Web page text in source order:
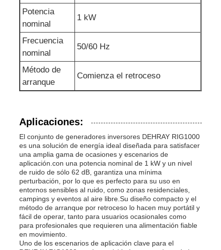
Potencia
nominal
1 kW
Frecuencia
nominal
50/60 Hz
Método de
arranque
Comienza el retroceso
Aplicaciones:
El conjunto de generadores inversores DEHRAY RIG1000
es una solución de energía ideal diseñada para satisfacer
una amplia gama de ocasiones y escenarios de
aplicación.con una potencia nominal de 1 kW y un nivel
de ruido de sólo 62 dB, garantiza una mínima
perturbación, por lo que es perfecto para su uso en
entornos sensibles al ruido, como zonas residenciales,
campings y eventos al aire libre.Su diseño compacto y el
método de arranque por retroceso lo hacen muy portátil y
fácil de operar, tanto para usuarios ocasionales como
para profesionales que requieren una alimentación fiable
en movimiento.
Uno de los escenarios de aplicación clave para el